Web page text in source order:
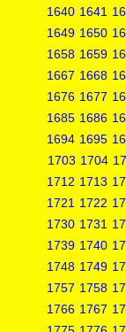
1640 1641
1649 1650
1658 1659
1667 1668
1676 1677
1685 1686
1694 1695
1703 1704
1712 1713
1721 1722
1730 1731
1739 1740
1748 1749
1757 1758
1766 1767